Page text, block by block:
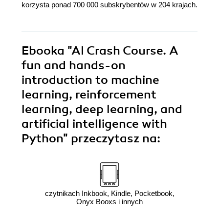
korzysta ponad 700 000 subskrybentów w 204 krajach.
Ebooka "AI Crash Course. A
fun and hands-on
introduction to machine
learning, reinforcement
learning, deep learning, and
artificial intelligence with
Python" przeczytasz na:
czytnikach Inkbook, Kindle, Pocketbook,
Onyx Booxs i innych